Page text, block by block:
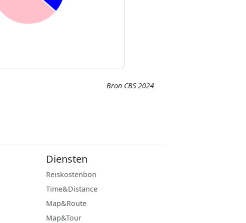
Bron CBS 2024
Diensten
Reiskostenbon
Time&Distance
Map&Route
Map&Tour